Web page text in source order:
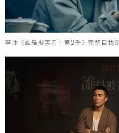
李沐《誰是被害者：第2季》完整自我